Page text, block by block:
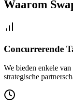
Waarom
Concurrerende
We bieden enkele
strategische